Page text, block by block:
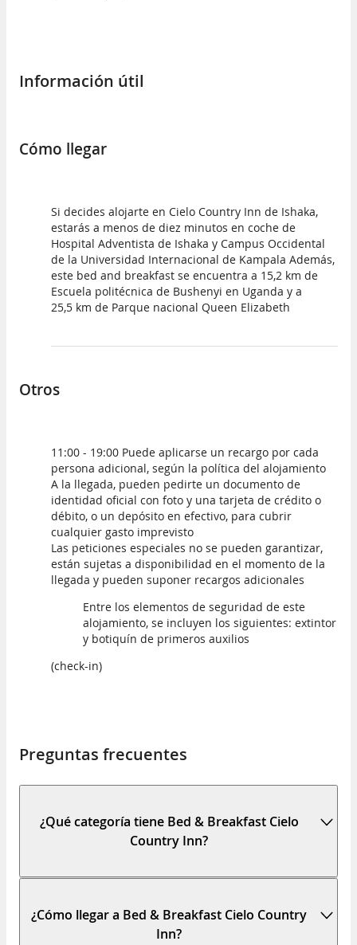
Información útil
Cómo llegar
Si decides alojarte en Cielo Country Inn de Ishaka,
estarás a menos de diez minutos en coche de
Hospital Adventista de Ishaka y Campus Occidental
de la Universidad Internacional de Kampala Además,
este bed and breakfast se encuentra a 15,2 km de
Escuela politécnica de Bushenyi en Uganda y a
25,5 km de Parque nacional Queen Elizabeth
Otros
11:00 - 19:00 Puede aplicarse un recargo por cada
persona adicional, según la política del alojamiento
A la llegada, pueden pedirte un documento de
identidad oficial con foto y una tarjeta de crédito o
débito, o un depósito en efectivo, para cubrir
cualquier gasto imprevisto
Las peticiones especiales no se pueden garantizar,
están sujetas a disponibilidad en el momento de la
llegada y pueden suponer recargos adicionales
Entre los elementos de seguridad de este
alojamiento, se incluyen los siguientes: extintor
y botiquín de primeros auxilios
(check-in)
Preguntas frecuentes
¿Qué categoría tiene Bed & Breakfast Cielo
Country Inn?
¿Cómo llegar a Bed & Breakfast Cielo Country
Inn?